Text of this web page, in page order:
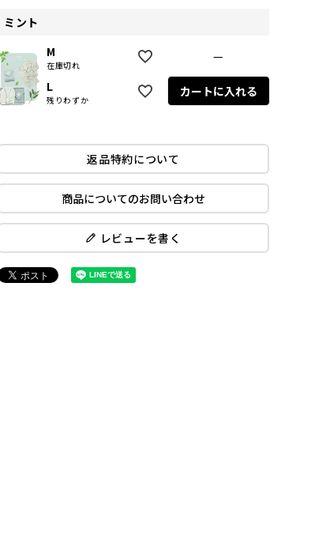
ミント
M
在庫切れ
—
L
残りわずか
カートに入れる
返品特約について
商品についてのお問い合わせ
レビューを書く